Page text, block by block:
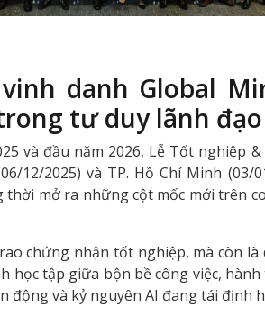
danh Global
tư duy lãnh đạo
và đầu năm 2026, Lễ Tốt nghiệp
12/2025) và TP. Hồ Chí Minh (03/
mở ra những cột mốc mới trên
chứng nhận tốt nghiệp, mà còn là
học tập giữa bộn bề công việc,
và kỷ nguyên AI đang tái định